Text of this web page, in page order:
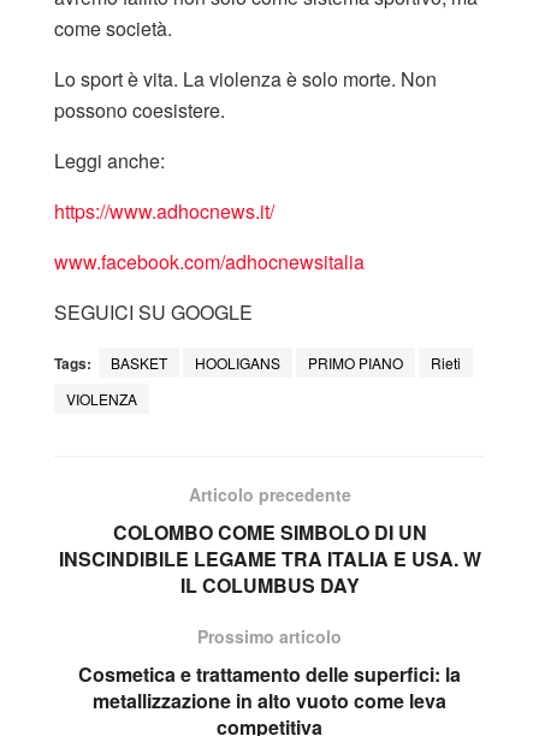
come società.
Lo sport è vita. La violenza è solo morte. Non
possono coesistere.
Leggi anche:
https://www.adhocnews.it/
www.facebook.com/adhocnewsitalia
SEGUICI SU GOOGLE
Tags: BASKET HOOLIGANS PRIMO PIANO
Rieti
VIOLENZA
Articolo precedente
COLOMBO COME SIMBOLO DI UN
INSCINDIBILE LEGAME TRA ITALIA E USA. W
IL COLUMBUS DAY
Prossimo articolo
Cosmetica e trattamento delle superfici: la
metallizzazione in alto vuoto come leva
competitiva